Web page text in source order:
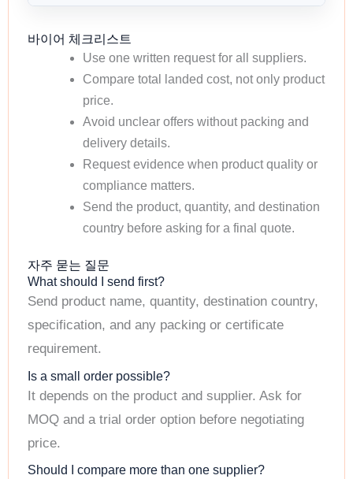
바이어 체크리스트
Use one written request for all suppliers.
Compare total landed cost, not only product
price.
Avoid unclear offers without packing and
delivery details.
Request evidence when product quality or
compliance matters.
Send the product, quantity, and destination
country before asking for a final quote.
자주 묻는 질문
What should I send first?
Send product name, quantity, destination country,
specification, and any packing or certificate
requirement.
Is a small order possible?
It depends on the product and supplier. Ask for
MOQ and a trial order option before negotiating
price.
Should I compare more than one supplier?